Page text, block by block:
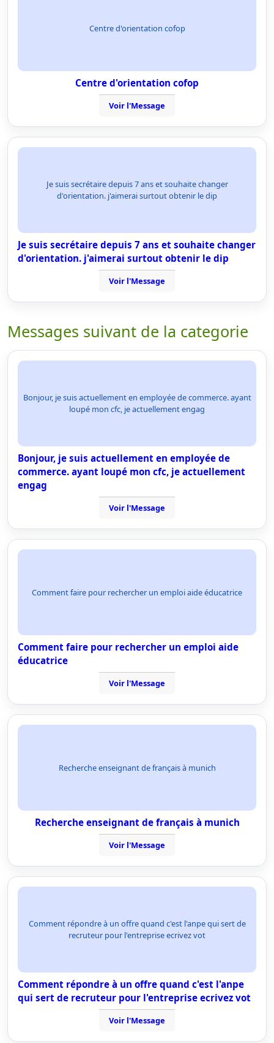
Centre d'orientation cofop
Centre d'orientation cofop
Voir l'Message
Je suis secrétaire depuis 7 ans et souhaite changer
d'orientation. j'aimerai surtout obtenir le dip
Je suis secrétaire depuis 7 ans et souhaite changer
d'orientation. j'aimerai surtout obtenir le dip
Voir l'Message
Messages suivant de la categorie
Bonjour, je suis actuellement en employée de commerce. ayant
loupé mon cfc, je actuellement engag
Bonjour, je suis actuellement en employée de
commerce. ayant loupé mon cfc, je actuellement
engag
Voir l'Message
Comment faire pour rechercher un emploi aide éducatrice
Comment faire pour rechercher un emploi aide
éducatrice
Voir l'Message
Recherche enseignant de français à munich
Recherche enseignant de français à munich
Voir l'Message
Comment répondre à un offre quand c'est l'anpe qui sert de
recruteur pour l'entreprise ecrivez vot
Comment répondre à un offre quand c'est l'anpe
qui sert de recruteur pour l'entreprise ecrivez vot
Voir l'Message